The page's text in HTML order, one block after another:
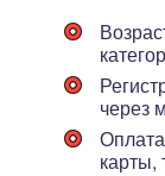
через